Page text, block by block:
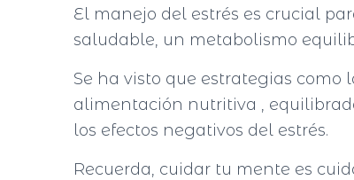
El manejo del estrés es crucial
saludable, un metabolismo
Se ha visto que estrategias
alimentación nutritiva ,
los efectos negativos del estrés.
Recuerda, cuidar tu mente es